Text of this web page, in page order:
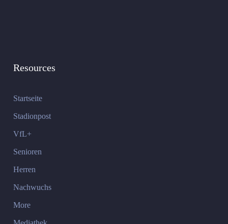
Resources
Startseite
Stadionpost
VfL+
Senioren
Herren
Nachwuchs
More